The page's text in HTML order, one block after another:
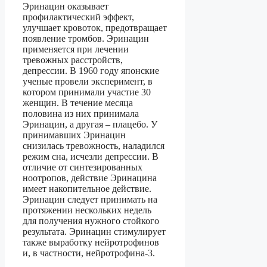
Эринацин оказывает
профилактический эффект,
улучшает кровоток, предотвращает
появление тромбов. Эринацин
применяется при лечении
тревожных расстройств,
депрессии. В 1960 году японские
ученые провели эксперимент, в
котором принимали участие 30
женщин. В течение месяца
половина из них принимала
Эринацин, а другая – плацебо. У
принимавших Эринацин
снизилась тревожность, наладился
режим сна, исчезли депрессии. В
отличие от синтезированных
ноотропов, действие Эринацина
имеет накопительное действие.
Эринацин следует принимать на
протяжении нескольких недель
для получения нужного стойкого
результата. Эринацин стимулирует
также выработку нейротрофинов
и, в частности, нейротрофина-3.